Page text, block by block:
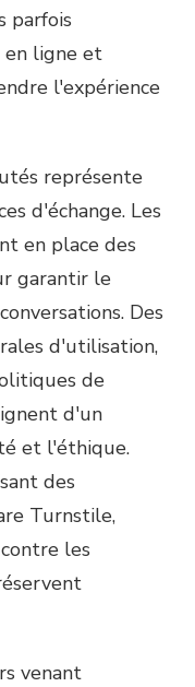
parfois
en ligne et
l'expérience
représente
d'échange. Les
en place des
garantir le
Des
d'utilisation,
de
d'un
et l'éthique.
des
Turnstile,
les
venant